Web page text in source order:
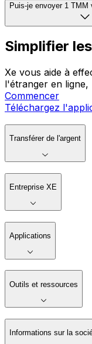
Puis-je envoyer 1
Simplifier
Xe vous aide à
l'étranger en ligne,
Commencer
Téléchargez
Transférer de l'argent
Entreprise XE
Applications
Outils et ressources
Informations sur la